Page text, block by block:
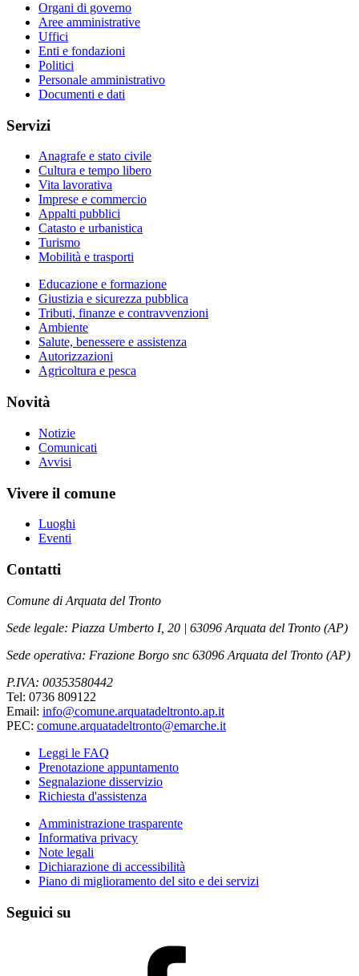
Organi di governo
Aree amministrative
Uffici
Enti e fondazioni
Politici
Personale amministrativo
Documenti e dati
Servizi
Anagrafe e stato civile
Cultura e tempo libero
Vita lavorativa
Imprese e commercio
Appalti pubblici
Catasto e urbanistica
Turismo
Mobilità e trasporti
Educazione e formazione
Giustizia e sicurezza pubblica
Tributi, finanze e contravvenzioni
Ambiente
Salute, benessere e assistenza
Autorizzazioni
Agricoltura e pesca
Novità
Notizie
Comunicati
Avvisi
Vivere il comune
Luoghi
Eventi
Contatti
Comune di Arquata del Tronto
Sede legale: Piazza Umberto I, 20 | 63096 Arquata del Tronto (AP)
Sede operativa: Frazione Borgo snc 63096 Arquata del Tronto (AP)
P.IVA: 00353580442
Tel: 0736 809122
Email: info@comune.arquatadeltronto.ap.it
PEC: comune.arquatadeltronto@emarche.it
Leggi le FAQ
Prenotazione appuntamento
Segnalazione disservizio
Richiesta d'assistenza
Amministrazione trasparente
Informativa privacy
Note legali
Dichiarazione di accessibilità
Piano di miglioramento del sito e dei servizi
Seguici su